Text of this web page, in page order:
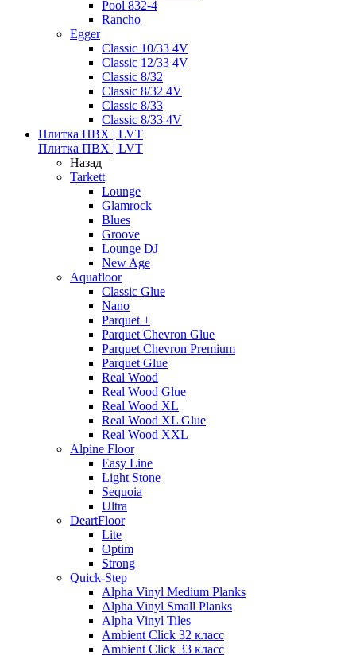
Pool 832-4
Rancho
Egger
Classic 10/33 4V
Classic 12/33 4V
Classic 8/32
Classic 8/32 4V
Classic 8/33
Classic 8/33 4V
Плитка ПВХ | LVT
Плитка ПВХ | LVT
Назад
Tarkett
Lounge
Glamrock
Blues
Groove
Lounge DJ
New Age
Aquafloor
Classic Glue
Nano
Parquet +
Parquet Chevron Glue
Parquet Chevron Premium
Parquet Glue
Real Wood
Real Wood Glue
Real Wood XL
Real Wood XL Glue
Real Wood XXL
Alpine Floor
Easy Line
Light Stone
Sequoia
Ultra
DeartFloor
Lite
Optim
Strong
Quick-Step
Alpha Vinyl Medium Planks
Alpha Vinyl Small Planks
Alpha Vinyl Tiles
Ambient Click 32 класс
Ambient Click 33 класс